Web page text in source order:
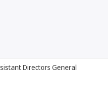
Directors General